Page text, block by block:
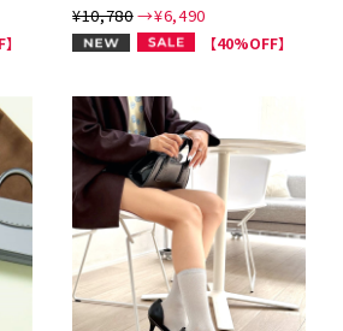
¥10,780→¥6,490
NEW 【40%OFF】